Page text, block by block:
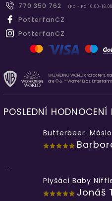
770 350 762
(Po - Pá 10.00-
PotterfanCZ
PotterfanCZ
WIZARDING WORLD characters,
are © & ™ Warner Bros.
POSLEDNÍ HODNOCENÍ
Butterbeer:
...
Plyšáci Baby
Jonáš